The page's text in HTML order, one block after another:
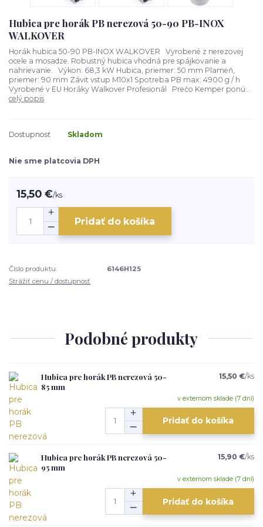
Hubica pre horák PB nerezová 50-90 PB-INOX
WALKOVER
Horák hubica 50-90 PB-INOX WALKOVER Vyrobené z nerezovej
ocele a mosadze. Robustný hubica vhodná pre spájkovanie a
nahrievanie. Výkon: 68,3 kW Hubica, priemer: 50 mm Plameň,
priemer: 90 mm Závit vstup M10x1 Spotreba PB max: 4900 g / h
Vyrobené v EU Horáky Walkover Profesionál Prečo Kemper ponú...
celý popis
Dostupnosť Skladom
Nie sme platcovia DPH
15,50 €/ks
Pridať do košíka
Číslo produktu:
6146H125
Strážiť cenu / dostupnosť
Podobné produkty
Hubica pre horák PB nerezová 50-
85 mm
15,50 €/ks
v externom sklade (7 dní)
Pridať do košíka
Hubica pre horák PB nerezová 50-
95 mm
15,90 €/ks
v externom sklade (7 dní)
Pridať do košíka